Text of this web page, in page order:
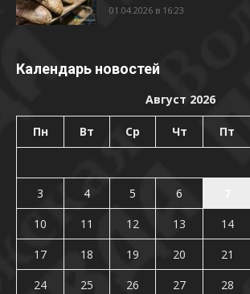
01.04.2026 в 16:23
Календарь новостей
Август 2026
Пн Вт Ср Чт Пт
3
4 5 6
10
11 12 13 14
17
18 19 20 21
24
25 26 27 28